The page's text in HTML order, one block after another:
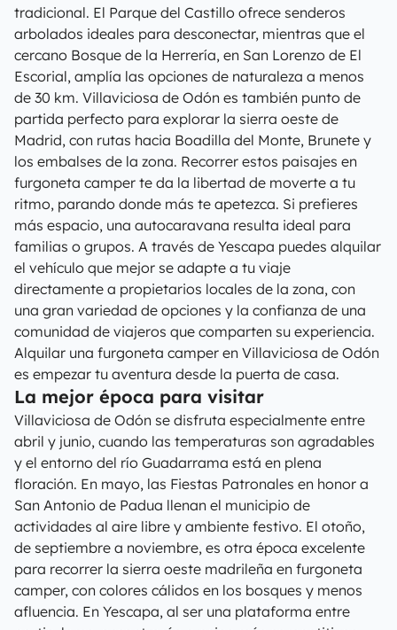
tradicional. El Parque del Castillo ofrece senderos
arbolados ideales para desconectar, mientras que el
cercano Bosque de la Herrería, en San Lorenzo de El
Escorial, amplía las opciones de naturaleza a menos
de 30 km. Villaviciosa de Odón es también punto de
partida perfecto para explorar la sierra oeste de
Madrid, con rutas hacia Boadilla del Monte, Brunete y
los embalses de la zona. Recorrer estos paisajes en
furgoneta camper te da la libertad de moverte a tu
ritmo, parando donde más te apetezca. Si prefieres
más espacio, una autocaravana resulta ideal para
familias o grupos. A través de Yescapa puedes alquilar
el vehículo que mejor se adapte a tu viaje
directamente a propietarios locales de la zona, con
una gran variedad de opciones y la confianza de una
comunidad de viajeros que comparten su experiencia.
Alquilar una furgoneta camper en Villaviciosa de Odón
es empezar tu aventura desde la puerta de casa.
La mejor época para visitar
Villaviciosa de Odón se disfruta especialmente entre
abril y junio, cuando las temperaturas son agradables
y el entorno del río Guadarrama está en plena
floración. En mayo, las Fiestas Patronales en honor a
San Antonio de Padua llenan el municipio de
actividades al aire libre y ambiente festivo. El otoño,
de septiembre a noviembre, es otra época excelente
para recorrer la sierra oeste madrileña en furgoneta
camper, con colores cálidos en los bosques y menos
afluencia. En Yescapa, al ser una plataforma entre